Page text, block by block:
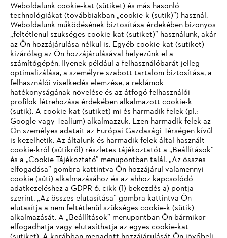
#STIHL
Vállalat
STIHL GYIK
Szerviz
IHR BROWSER WIRD NICHT
UNTERSTÜTZT
Sie nutzen einen Browser, den wir noch nicht unterstützen. Für
Weboldalunk cookie-kat (sütiket) és más hasonló
technológiákat (továbbiakban „cookie-k (sütik)”) használ.
Weboldalunk működésének biztosítása érdekében bizonyos
„feltétlenül szükséges cookie-kat (sütiket)” használunk, akár
az Ön hozzájárulása nélkül is. Egyéb cookie-kat (sütiket)
kizárólag az Ön hozzájárulásával helyezünk el a
számítógépén. Ilyenek például a felhasználóbarát jelleg
optimalizálása, a személyre szabott tartalom biztosítása, a
felhasználói viselkedés elemzése, a reklámok
hatékonyságának növelése és az átfogó felhasználói
profilok létrehozása érdekében alkalmazott cookie-k
(sütik). A cookie-kat (sütiket) mi és harmadik felek (pl.:
Google vagy Tealium) alkalmazzuk. Ezen harmadik felek az
Ön személyes adatait az Európai Gazdasági Térségen kívül
is kezelhetik. Az általunk és harmadik felek által használt
cookie-król (sütikről) részletes tájékoztatót a „Beállítások”
és a „Cookie Tájékoztató” menüpontban talál. „Az összes
elfogadása” gombra kattintva Ön hozzájárul valamennyi
cookie (süti) alkalmazásához és az ahhoz kapcsolódó
adatkezeléshez a GDPR 6. cikk (1) bekezdés a) pontja
szerint. „Az összes elutasítása” gombra kattintva Ön
elutasítja a nem feltétlenül szükséges cookie-k (sütik)
alkalmazását. A „Beállítások” menüpontban Ön bármikor
elfogadhatja vagy elutasíthatja az egyes cookie-kat